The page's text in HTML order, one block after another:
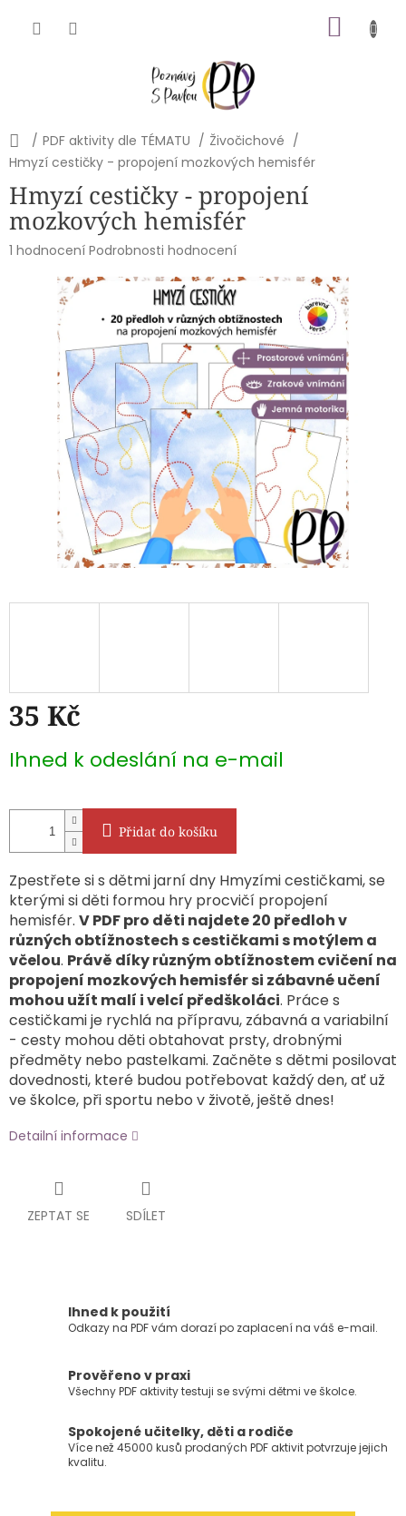
Domů
/ PDF aktivity dle TÉMATU / Živočichové /
Hmyzí cestičky - propojení mozkových hemisfér
Hmyzí cestičky - propojení
mozkových hemisfér
Průměrné
produktu
hvězdiček.
1 hodnocení Podrobnosti hodnocení
35 Kč
cena:
Ihned k odeslání na e-mail
Přidat do košíku
Zpestřete si s dětmi jarní dny Hmyzími cestičkami, se
kterými si děti formou hry procvičí propojení
hemisfér. V PDF pro děti najdete 20 předloh v
různých obtížnostech s cestičkami s motýlem a
včelou. Právě díky různým obtížnostem cvičení na
propojení mozkových hemisfér si zábavné učení
mohou užít malí i velcí předškoláci. Práce s
cestičkami je rychlá na přípravu, zábavná a variabilní
- cesty mohou děti obtahovat prsty, drobnými
předměty nebo pastelkami. Začněte s dětmi posilovat
dovednosti, které budou potřebovat každý den, ať už
ve školce, při sportu nebo v životě, ještě dnes!
Detailní informace
ZEPTAT SE SDÍLET
Ihned k použití
Odkazy na PDF vám dorazí po zaplacení na váš e-mail.
Prověřeno v praxi
Všechny PDF aktivity testuji se svými dětmi ve školce.
Spokojené učitelky, děti a rodiče
Více než 45000 kusů prodaných PDF aktivit potvrzuje jejich
kvalitu.